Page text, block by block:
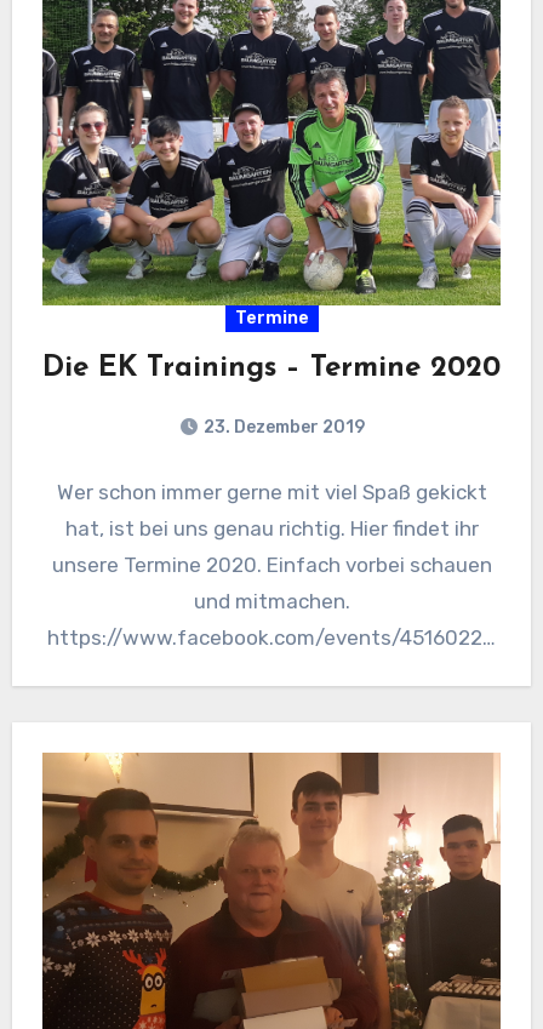
Termine
Die EK Trainings – Termine 2020
23. Dezember 2019
Wer schon immer gerne mit viel Spaß gekickt
hat, ist bei uns genau richtig. Hier findet ihr
unsere Termine 2020. Einfach vorbei schauen
und mitmachen.
https://www.facebook.com/events/45160220